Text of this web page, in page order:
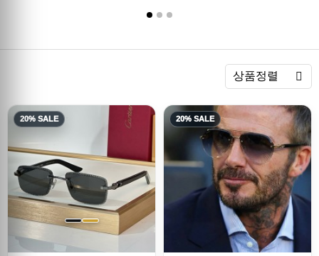
상품정렬
20% SALE 20% SALE